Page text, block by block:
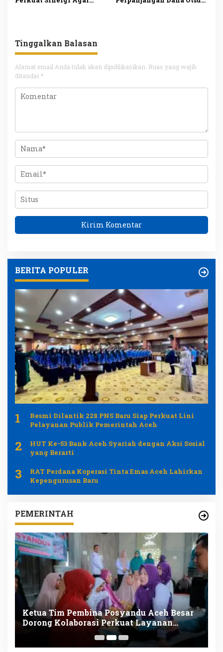
Tinggalkan Balasan
Alamat email Anda tidak akan dipublikasikan. Ruas yang wajib
ditandai *
BERITA POPULER
1
Resmi Dilantik 228 PNS Baru Siap Perkuat Lini
Pelayanan Publik Pemerintah Aceh
2
HUT Ke-53 Bank Aceh Syariah dengan Aksi Sosial
yang Berarti
3
RAT Perdana Koperasi Tinta Emas Aceh Lahirkan
Kepengurusan Baru
PEMERINTAH
Ketua Tim Pembina Posyandu Aceh Besar
Dorong Kolaborasi Perkuat Layanan
Kesehatan Ibu dan Anak